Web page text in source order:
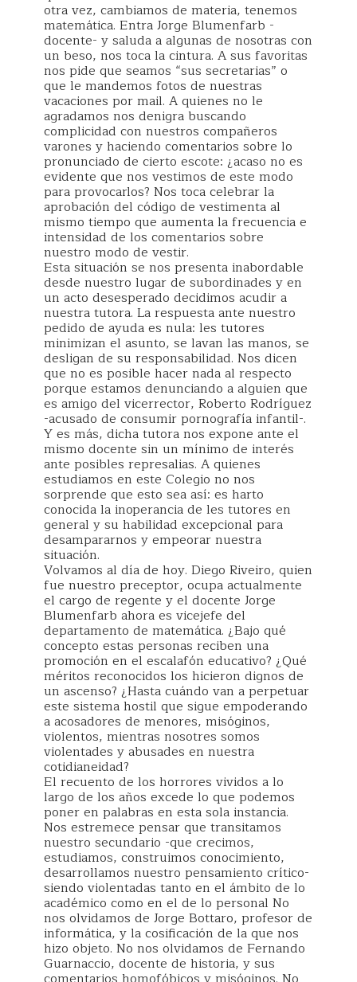
otra vez, cambiamos de materia, tenemos
matemática. Entra Jorge Blumenfarb -
docente- y saluda a algunas de nosotras con
un beso, nos toca la cintura. A sus favoritas
nos pide que seamos “sus secretarias” o
que le mandemos fotos de nuestras
vacaciones por mail. A quienes no le
agradamos nos denigra buscando
complicidad con nuestros compañeros
varones y haciendo comentarios sobre lo
pronunciado de cierto escote: ¿acaso no es
evidente que nos vestimos de este modo
para provocarlos? Nos toca celebrar la
aprobación del código de vestimenta al
mismo tiempo que aumenta la frecuencia e
intensidad de los comentarios sobre
nuestro modo de vestir.
Esta situación se nos presenta inabordable
desde nuestro lugar de subordinades y en
un acto desesperado decidimos acudir a
nuestra tutora. La respuesta ante nuestro
pedido de ayuda es nula: les tutores
minimizan el asunto, se lavan las manos, se
desligan de su responsabilidad. Nos dicen
que no es posible hacer nada al respecto
porque estamos denunciando a alguien que
es amigo del vicerrector, Roberto Rodríguez
-acusado de consumir pornografía infantil-.
Y es más, dicha tutora nos expone ante el
mismo docente sin un mínimo de interés
ante posibles represalias. A quienes
estudiamos en este Colegio no nos
sorprende que esto sea así: es harto
conocida la inoperancia de les tutores en
general y su habilidad excepcional para
desampararnos y empeorar nuestra
situación.
Volvamos al día de hoy. Diego Riveiro, quien
fue nuestro preceptor, ocupa actualmente
el cargo de regente y el docente Jorge
Blumenfarb ahora es vicejefe del
departamento de matemática. ¿Bajo qué
concepto estas personas reciben una
promoción en el escalafón educativo? ¿Qué
méritos reconocidos los hicieron dignos de
un ascenso? ¿Hasta cuándo van a perpetuar
este sistema hostil que sigue empoderando
a acosadores de menores, misóginos,
violentos, mientras nosotres somos
violentades y abusades en nuestra
cotidianeidad?
El recuento de los horrores vividos a lo
largo de los años excede lo que podemos
poner en palabras en esta sola instancia.
Nos estremece pensar que transitamos
nuestro secundario -que crecimos,
estudiamos, construimos conocimiento,
desarrollamos nuestro pensamiento crítico-
siendo violentadas tanto en el ámbito de lo
académico como en el de lo personal No
nos olvidamos de Jorge Bottaro, profesor de
informática, y la cosificación de la que nos
hizo objeto. No nos olvidamos de Fernando
Guarnaccio, docente de historia, y sus